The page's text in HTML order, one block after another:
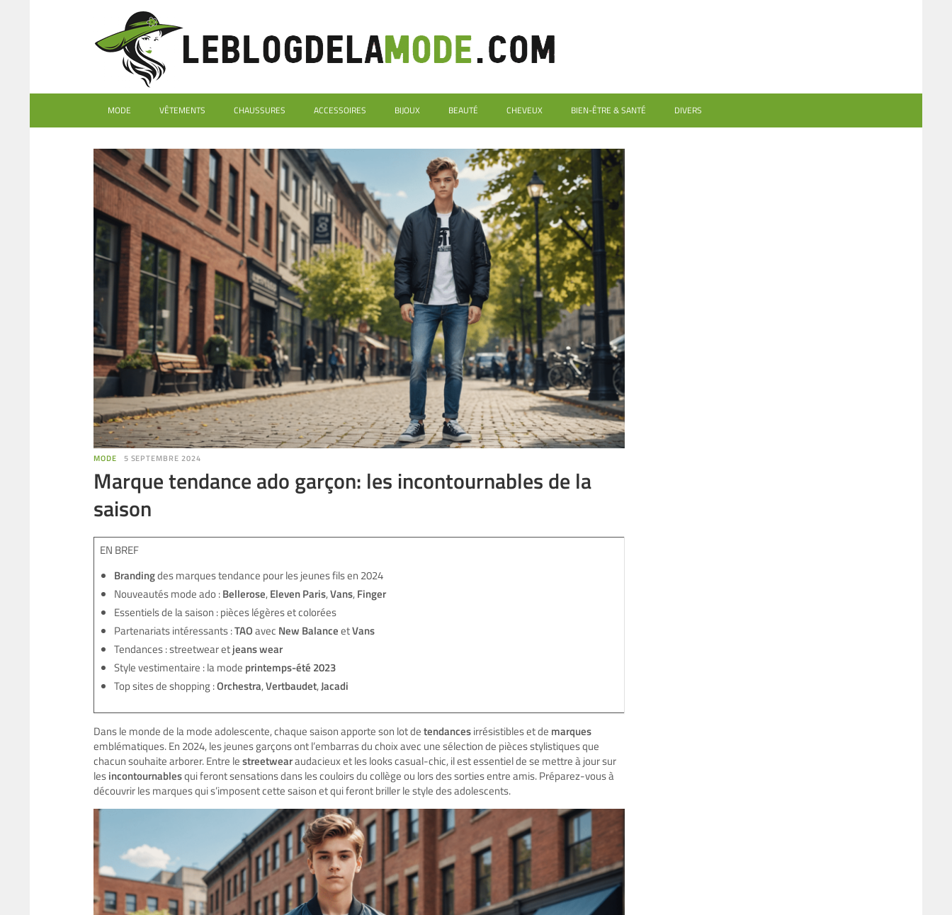
MODE VÊTEMENTS CHAUSSURES ACCESSOIRES BIJOUX BEAUTÉ CHEVEUX BIEN-ÊTRE & SANTÉ DIVERS
MODE 5 SEPTEMBRE 2024
Marque tendance ado garçon: les incontournables de la
saison
EN BREF
Brandingdes marques tendance pour les jeunes fils en 2024
Nouveautés mode ado :Bellerose,Eleven Paris,Vans,Finger
Essentiels de la saison : pièces légères et colorées
Partenariats intéressants :TAOavec New BalanceetVans
Tendances : streetwear etjeans wear
Style vestimentaire : la mode printemps-été 2023
Top sites de shopping :Orchestra,Vertbaudet,Jacadi
Dans le monde de la mode adolescente, chaque saison apporte son lot detendancesirrésistibles et de marques
emblématiques. En 2024, les jeunes garçons ont l’embarras du choix avec une sélection de pièces stylistiques que
chacun souhaite arborer. Entre lestreetwearaudacieux et les looks casual-chic, il est essentiel de se mettre à jour sur
lesincontournablesqui feront sensations dans les couloirs du collège ou lors des sorties entre amis. Préparez-vous à
découvrir les marques qui s’imposent cette saison et qui feront briller le style des adolescents.